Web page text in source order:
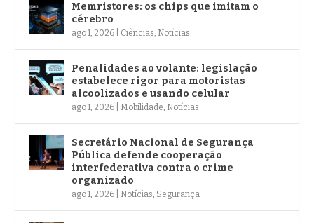
Memristores: os chips que imitam o
cérebro
ago 1, 2026 Ciências, Notícias
Penalidades ao volante: legislação
estabelece rigor para motoristas
alcoolizados e usando celular
ago 1, 2026 Mobilidade, Notícias
Secretário Nacional de Segurança
Pública defende cooperação
interfederativa contra o crime
organizado
ago 1, 2026 Notícias, Segurança